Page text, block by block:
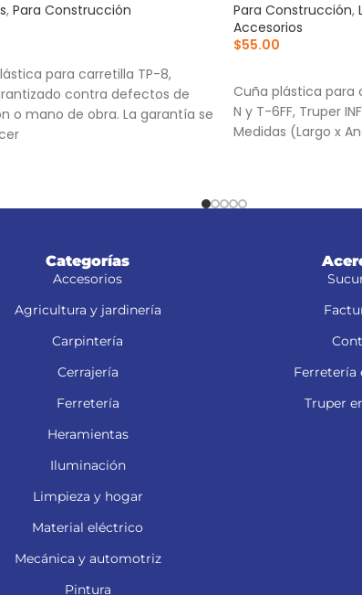
, Para Construcción
para carretilla TP-8,
contra defectos de
o mano de obra. La garantía se
Para Construcción,
Accesorios
$55.00
Cuña plástica para
N y T-6FF, Truper
Medidas (Largo x
Categorías
Accesorios
Agricultura y jardinería
Carpintería
Cerrajería
Ferretería
Heramientas
Iluminación
Limpieza y hogar
Material eléctrico
Mecánica y automotriz
Pintura
Ferretería
Truper